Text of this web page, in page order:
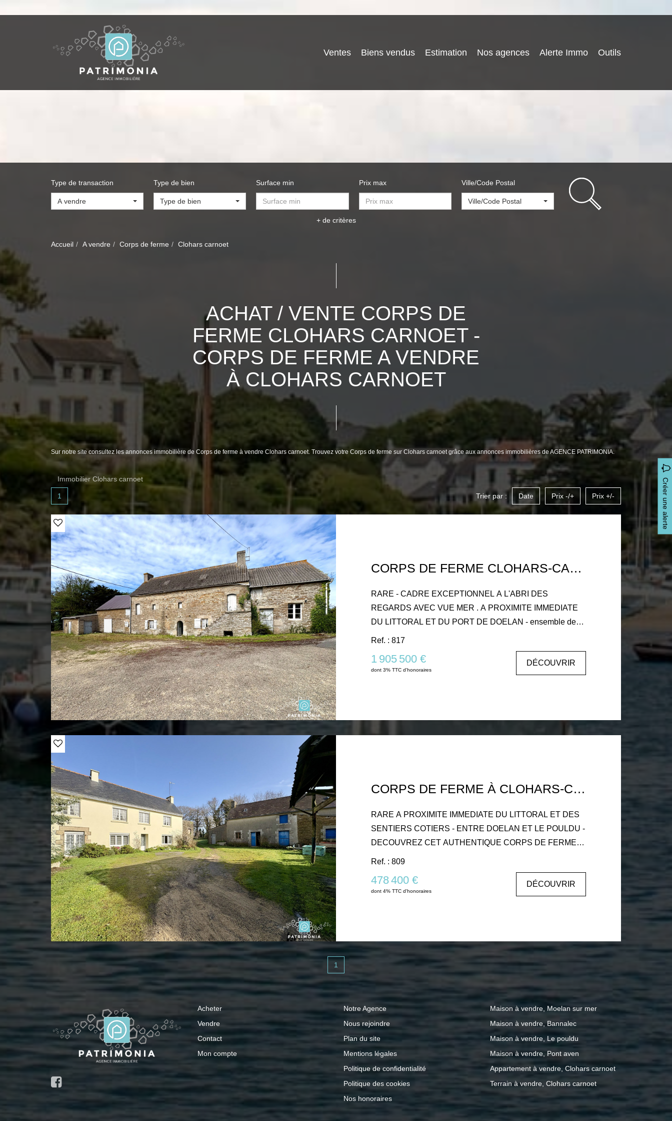
Ventes Biens vendus Estimation Nos agences Alerte Immo Outils
Type de transaction
A vendre
Type de bien
Type de bien
Surface min Prix max Ville/Code Postal
Ville/Code Postal
+ de critères
Accueil A vendre Corps de ferme Clohars carnoet
ACHAT / VENTE CORPS DE
FERME CLOHARS CARNOET -
CORPS DE FERME A VENDRE
À CLOHARS CARNOET
Sur notre site consultez les annonces immobilière de Corps de ferme à vendre Clohars carnoet. Trouvez votre Corps de ferme sur Clohars carnoet grâce aux annonces immobilières de AGENCE PATRIMONIA.
Immobilier Clohars carnoet Créer une alerte
1 Trier par : Date Prix -/+ Prix +/-
CORPS DE FERME CLOHARS-CARNOËT - ENSEMBLE DE BÂTIMENTS.
RARE - CADRE EXCEPTIONNEL A L'ABRI DES
REGARDS AVEC VUE MER . A PROXIMITE IMMEDIATE
DU LITTORAL ET DU PORT DE DOELAN - ensemble de
bâtiments en pierre au cachet incomparable. - Une maison
principale à moderniser disposant d'une entrée avec couloir
de dégagement, cuisine, salon-séjour salle à manger, wc,
grenier. - Une magnifique maison de caractère (138m²) avec
ses 3 greniers et pièces attenantes . - Un bâtiment de 135m²
aussi bien pour un projet d'habitation ou de gites. Il est
Ref. : 817
1 905 500 €
dont 3% TTC d'honoraires
DÉCOUVRIR
CORPS DE FERME À CLOHARS-CARNOËT
RARE A PROXIMITE IMMEDIATE DU LITTORAL ET DES
SENTIERS COTIERS - ENTRE DOELAN ET LE POULDU -
DECOUVREZ CET AUTHENTIQUE CORPS DE FERME
niché dans un environnement unique, calme et préservé.
Plusieurs bâtiments de caractère, offrant de nombreuses
possibilités d' aménagement. La maison principale se
compose d'une entrée, cuisine, salon-séjour, wc, cave. A l'
avec grenier (87 m² au sol) et sa laiterie sont non attenantes.
La propriété bénéficie d'un hangar (90m²) et d' une grange
(29m²) . Terrain de 1559 m² avec puits. A VISITER!
Ref. : 809
478 400 €
dont 4% TTC d'honoraires
DÉCOUVRIR
1
Acheter
Vendre
Contact
Mon compte
Notre Agence
Nous rejoindre
Plan du site
Mentions légales
Politique de confidentialité
Politique des cookies
Nos honoraires
Maison à vendre, Moelan sur mer
Maison à vendre, Bannalec
Maison à vendre, Le pouldu
Maison à vendre, Pont aven
Appartement à vendre, Clohars carnoet
Terrain à vendre, Clohars carnoet